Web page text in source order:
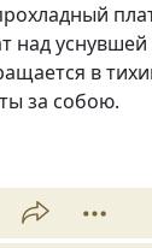
над
в
за собою.